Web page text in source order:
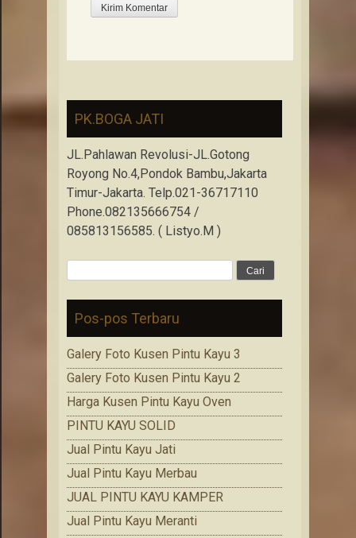
PK.BOGA JATI
JL.Pahlawan Revolusi-JL.Gotong
Royong No.4,Pondok Bambu,Jakarta
Timur-Jakarta. Telp.021-36717110
Phone.082135666754 /
085813156585. ( Listyo.M )
Pos-pos Terbaru
Galery Foto Kusen Pintu Kayu 3
Galery Foto Kusen Pintu Kayu 2
Harga Kusen Pintu Kayu Oven
PINTU KAYU SOLID
Jual Pintu Kayu Jati
Jual Pintu Kayu Merbau
JUAL PINTU KAYU KAMPER
Jual Pintu Kayu Meranti